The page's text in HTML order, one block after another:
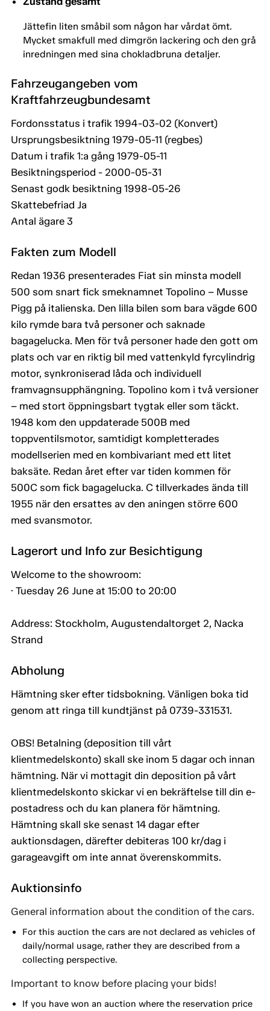
Jättefin liten småbil som någon har vårdat ömt.
Mycket smakfull med dimgrön lackering och den grå
inredningen med sina chokladbruna detaljer.
Fahrzeugangeben vom
Kraftfahrzeugbundesamt
Fordonsstatus i trafik 1994-03-02 (Konvert)
Ursprungsbesiktning 1979-05-11 (regbes)
Datum i trafik 1:a gång 1979-05-11
Besiktningsperiod - 2000-05-31
Senast godk besiktning 1998-05-26
Skattebefriad Ja
Antal ägare 3
Fakten zum Modell
Redan 1936 presenterades Fiat sin minsta modell
500 som snart fick smeknamnet Topolino – Musse
Pigg på italienska. Den lilla bilen som bara vägde 600
kilo rymde bara två personer och saknade
bagagelucka. Men för två personer hade den gott om
plats och var en riktig bil med vattenkyld fyrcylindrig
motor, synkroniserad låda och individuell
framvagnsupphängning. Topolino kom i två versioner
– med stort öppningsbart tygtak eller som täckt.
1948 kom den uppdaterade 500B med
toppventilsmotor, samtidigt kompletterades
modellserien med en kombivariant med ett litet
baksäte. Redan året efter var tiden kommen för
500C som fick bagagelucka. C tillverkades ända till
1955 när den ersattes av den aningen större 600
med svansmotor.
Lagerort und Info zur Besichtigung
Welcome to the showroom:
· Tuesday 26 June at 15:00 to 20:00
Address: Stockholm, Augustendaltorget 2, Nacka
Strand
Abholung
Hämtning sker efter tidsbokning. Vänligen boka tid
genom att ringa till kundtjänst på 0739-331531.
OBS! Betalning (deposition till vårt
klientmedelskonto) skall ske inom 5 dagar och innan
hämtning. När vi mottagit din deposition på vårt
klientmedelskonto skickar vi en bekräftelse till din e-
postadress och du kan planera för hämtning.
Hämtning skall ske senast 14 dagar efter
auktionsdagen, därefter debiteras 100 kr/dag i
garageavgift om inte annat överenskommits.
Auktionsinfo
General information about the condition of the cars.
For this auction the cars are not declared as vehicles of
daily/normal usage, rather they are described from a
collecting perspective.
Important to know before placing your bids!
If you have won an auction where the reservation price